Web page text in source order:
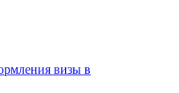
визы в